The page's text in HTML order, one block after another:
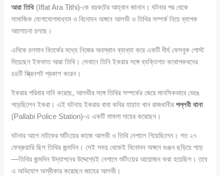
আরা তিথি(Iffat Ara Tithi)-কে বয়কটের আহ্বান জানান। ঘটনার পর থেকে
সামাজিক যোগাযোগমাধ্যম ও বিনোদন অঙ্গনে আলভী ও তিথির সম্পর্ক নিয়ে ব্যাপক
আলোচনা চলছে।
এদিকে চলমান বিতর্কের মধ্যে নিজের অবস্থান ব্যাখ্যা করে একটি দীর্ঘ ফেসবুক পোস্ট
দিয়েছেন ইফফাত আরা তিথি। সেখানে তিনি ইকরার সঙ্গে ব্যক্তিগত কথোপকথনের
৪৪টি স্ক্রিনশট প্রকাশ করেন।
ইকরার পরিবার দাবি করেছে, আলভীর সঙ্গে তিথির সম্পর্কের জেরে মানসিকভাবে ভেঙে
পড়েছিলেন ইকরা। এই ঘটনায় ইকরার বাবা কবির হায়াত খান রাজধানীরপল্লবী থানা
(Pallabi Police Station)-এ একটি মামলা দায়ের করেছেন।
ঘটনার আগে নাটকের শুটিংয়ের কাজে আলভী ও তিথি নেপালে গিয়েছিলেন। গত ২৭
ফেব্রুয়ারি ছিল তিথির জন্মদিন। সেই সময় থেকেই বিনোদন অঙ্গনে গুঞ্জন ছড়িয়ে পড়ে
—তিথির জন্মদিন উদ্‌যাপনের উদ্দেশ্যেই নেপালে শুটিংয়ের আয়োজন করা হয়েছিল। তবে
এ অভিযোগ অস্বীকার করেছেন জাহের আলভী।